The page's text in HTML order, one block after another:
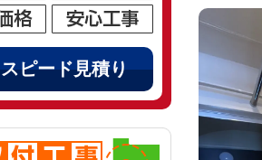
スピード見積り